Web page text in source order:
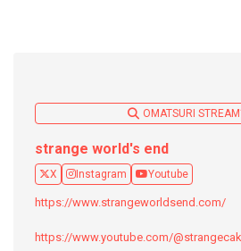
OMATSURI
strange world's end
X Instagram Youtube
https://www.strangeworldsend.com/
https://www.youtube.com/